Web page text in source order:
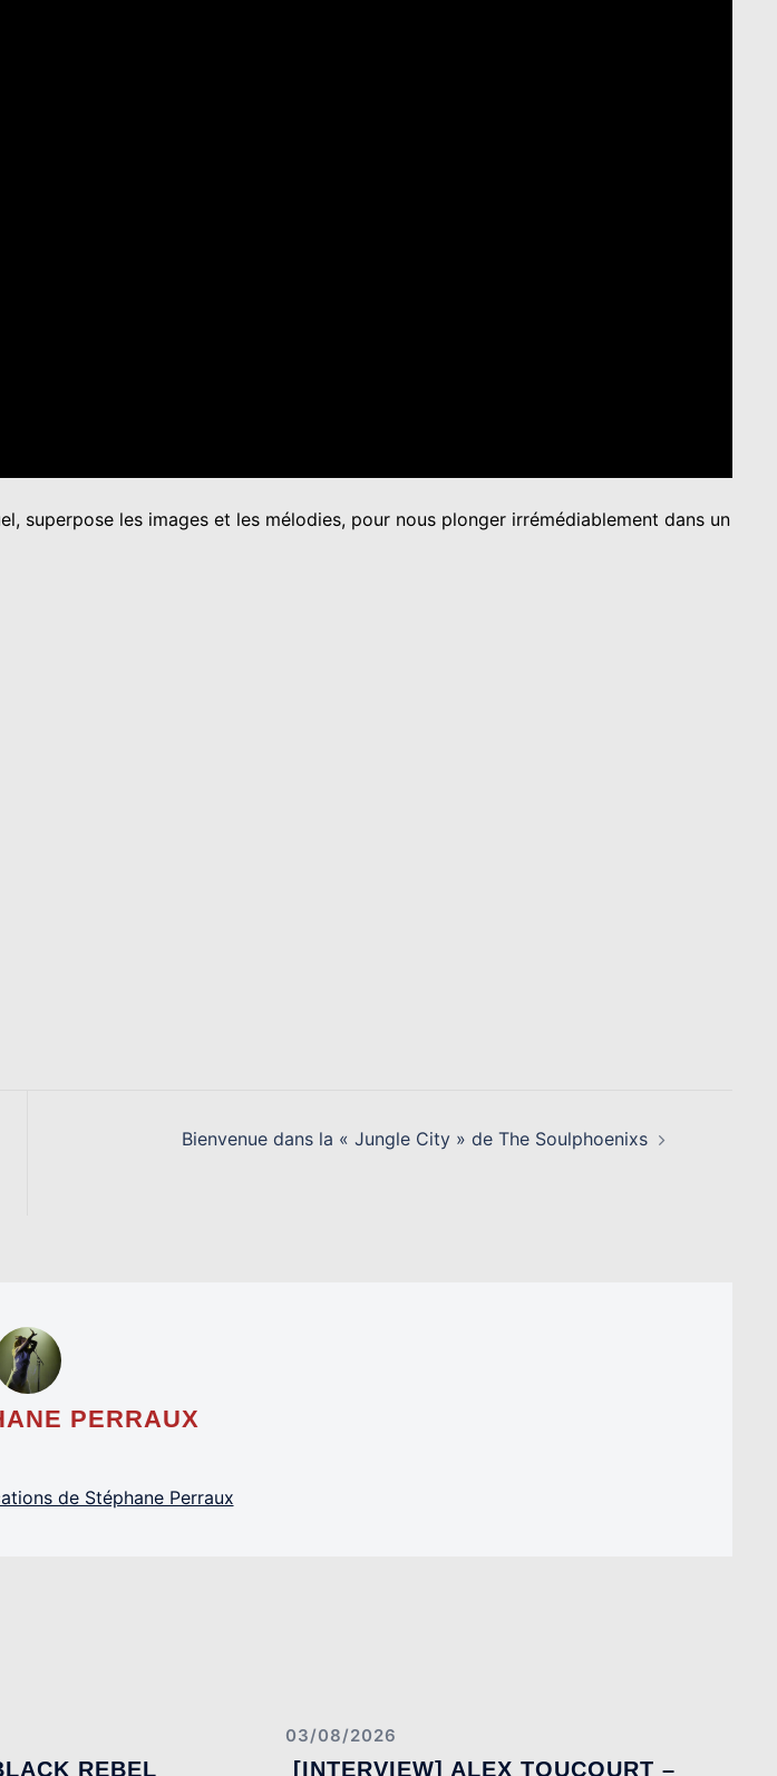
superpose les images et les mélodies, pour nous plonger irrémédiablement dans un
Bienvenue dans la « Jungle City » de The Soulphoenixs
PERRAUX
de Stéphane Perraux
REBEL
03/08/2026
[INTERVIEW] ALEX TOUCOURT –